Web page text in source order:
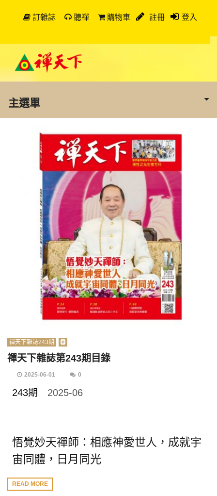
訂雜誌 聽禪 購物車 註冊 登入
主選單
禪天下雜誌243期
禪天下雜誌第243期目錄
2025-06-01 0
243期 2025-06
悟覺妙天禪師：相應神愛世人，成就宇
宙同體，日月同光
READ MORE